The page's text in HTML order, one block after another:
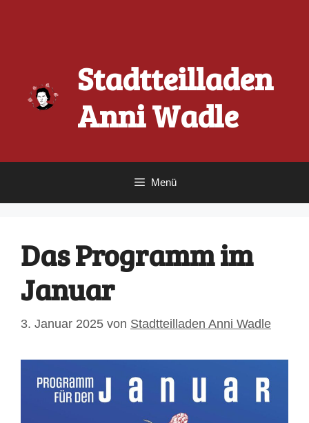
Stadtteilladen
Anni Wadle
Menü
Das Programm im
Januar
3. Januar 2025 von Stadtteilladen Anni Wadle